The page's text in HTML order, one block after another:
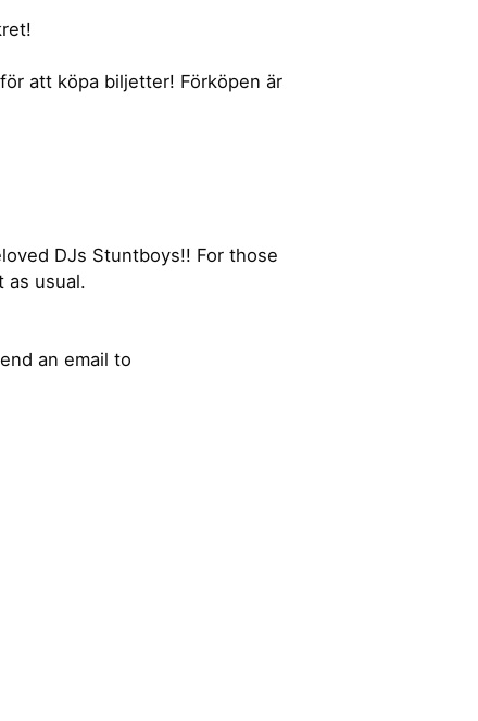
att köpa biljetter! Förköpen är
DJs Stuntboys!! For those
as usual.
an email to